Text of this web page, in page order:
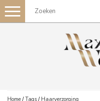
Toggle
navigation
Home /Tags / Haarverzorging